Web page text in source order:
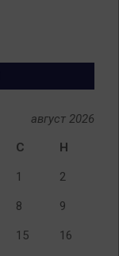
август 2026
С Н
1 2
8 9
15 16